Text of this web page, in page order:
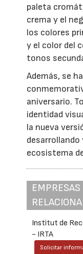
paleta
crema y el
los colores
y el color del
tonos
Además, se
aniversario.
identidad
la nueva
ecosistema
Institut de
- IRTA
Solicitar